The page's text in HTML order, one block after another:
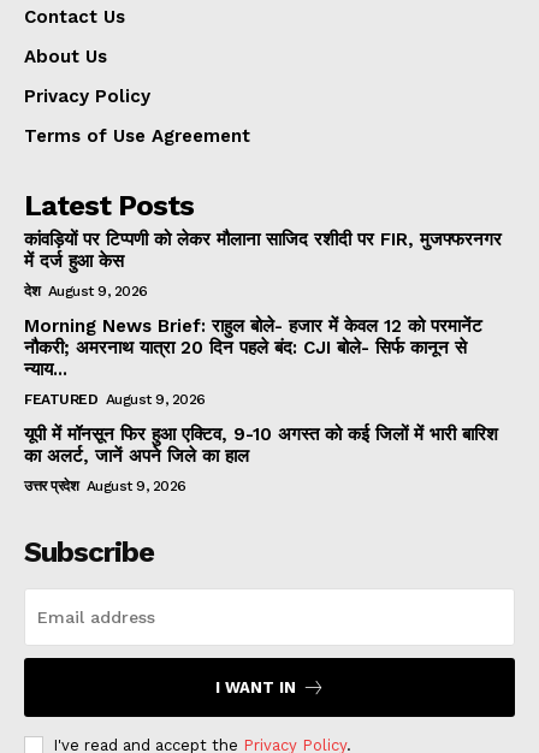
Contact Us
About Us
Privacy Policy
Terms of Use Agreement
Latest Posts
कांवड़ियों पर टिप्पणी को लेकर मौलाना साजिद रशीदी पर FIR, मुजफ्फरनगर
में दर्ज हुआ केस
देश August 9, 2026
Morning News Brief: राहुल बोले- हजार में केवल 12 को परमानेंट
नौकरी; अमरनाथ यात्रा 20 दिन पहले बंद: CJI बोले- सिर्फ कानून से
न्याय...
FEATURED August 9, 2026
यूपी में मॉनसून फिर हुआ एक्टिव, 9-10 अगस्त को कई जिलों में भारी बारिश
का अलर्ट, जानें अपने जिले का हाल
उत्तर प्रदेश August 9, 2026
Subscribe
I WANT IN
I've read and accept the Privacy Policy.